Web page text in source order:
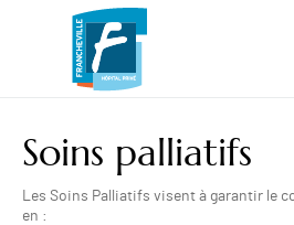
ALLER AU CONTENU
ALLER AU MENU
ALLER À LA RECHERCHE
Soins palliatifs
Les Soins Palliatifs visent à garantir le
en :